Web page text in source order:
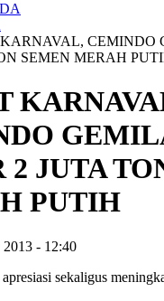
CEMINDO
SEMEN MERAH
2 JUTA
PUTIH
2013 - 12:40